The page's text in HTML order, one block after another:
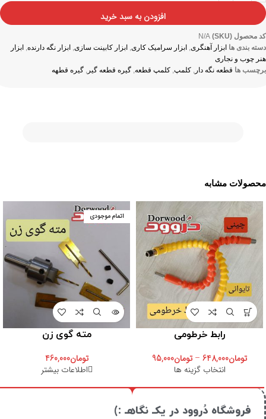
افزودن به سبد خرید
کد محصول (SKU)
N/A
دسته بندی ها ابزار آهنگری, ابزار سرامیک کاری, ابزار کابینت سازی, ابزار نگه دارنده, ابزار
هنر چوب و نجاری
برچسب ها قطعه نگه دار , کلمپ, کلمپ قطعه, گیره قطعه گیر , گیره قطهه
محصولات مشابه
رابط خرطومی
تومان648,000
– تومان95,000
انتخاب گزینه ها
اتمام موجودی
مته گوی زن
تومان460,000
اطلاعات بیشتر
فروشگاه دُروود در یکـ نگاهـ :)